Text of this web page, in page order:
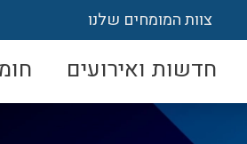
צוות המומחים שלנו
חדשות ואירועים